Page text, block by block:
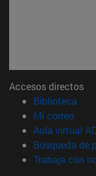
Accesos directos
Biblioteca
Mi correo
Aula virtual
Búsqueda de
Trabaja con